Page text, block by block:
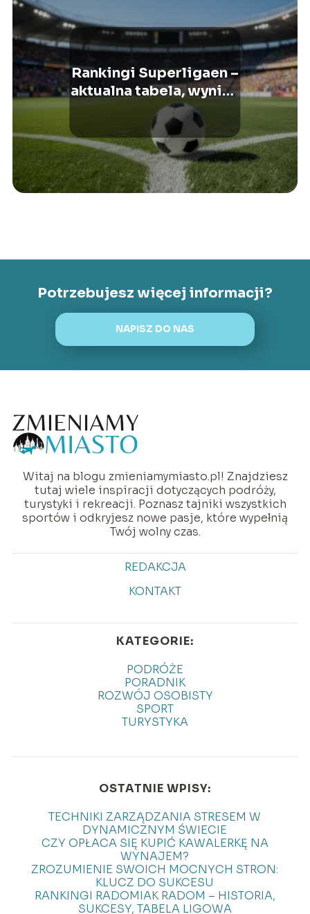
Rankingi Superligaen –
aktualna tabela, wyniki,
statystyki
Potrzebujesz więcej informacji?
NAPISZ DO NAS
Witaj na blogu zmieniamymiasto.pl! Znajdziesz
tutaj wiele inspiracji dotyczących podróży,
turystyki i rekreacji. Poznasz tajniki wszystkich
sportów i odkryjesz nowe pasje, które wypełnią
Twój wolny czas.
REDAKCJA
KONTAKT
KATEGORIE:
PODRÓŻE
PORADNIK
ROZWÓJ OSOBISTY
SPORT
TURYSTYKA
OSTATNIE WPISY:
TECHNIKI ZARZĄDZANIA STRESEM W
DYNAMICZNYM ŚWIECIE
CZY OPŁACA SIĘ KUPIĆ KAWALERKĘ NA
WYNAJEM?
ZROZUMIENIE SWOICH MOCNYCH STRON:
KLUCZ DO SUKCESU
RANKINGI RADOMIAK RADOM – HISTORIA,
SUKCESY, TABELA LIGOWA